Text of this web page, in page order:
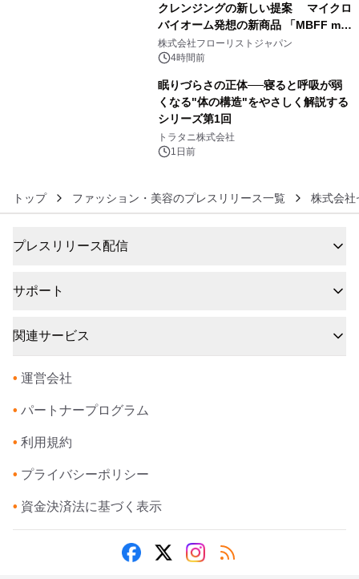
クレンジングの新しい提案 マイクロ
バイオーム発想の新商品 「MBFF mb
クレンジングPRO」を2026年8月6日
発売
株式会社フローリストジャパン
4時間前
眠りづらさの正体──寝ると呼吸が弱
くなる"体の構造"をやさしく解説する
シリーズ第1回
トラタニ株式会社
1日前
トップ ファッション・美容のプレスリリース一覧 株式会社
プレスリリース配信
サポート
関連サービス
• 運営会社
• パートナープログラム
• 利用規約
• プライバシーポリシー
• 資金決済法に基づく表示